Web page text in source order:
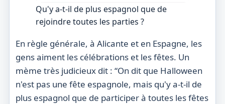
Qu'y a-t-il de plus espagnol que de
rejoindre toutes les parties ?
En règle générale, à Alicante et en Espagne, les
gens aiment les célébrations et les fêtes. Un
mème très judicieux dit : “On dit que Halloween
n'est pas une fête espagnole, mais qu'y a-t-il de
plus espagnol que de participer à toutes les fêtes